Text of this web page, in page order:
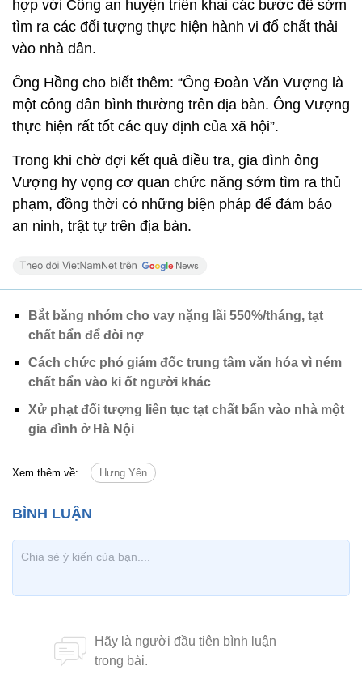
hợp với Công an huyện triển khai các bước để sớm
tìm ra các đối tượng thực hiện hành vi đổ chất thải
vào nhà dân.
Ông Hồng cho biết thêm: “Ông Đoàn Văn Vượng là
một công dân bình thường trên địa bàn. Ông Vượng
thực hiện rất tốt các quy định của xã hội”.
Trong khi chờ đợi kết quả điều tra, gia đình ông
Vượng hy vọng cơ quan chức năng sớm tìm ra thủ
phạm, đồng thời có những biện pháp để đảm bảo
an ninh, trật tự trên địa bàn.
Bắt băng nhóm cho vay nặng lãi 550%/tháng, tạt
chất bẩn để đòi nợ
Cách chức phó giám đốc trung tâm văn hóa vì ném
chất bẩn vào ki ốt người khác
Xử phạt đối tượng liên tục tạt chất bẩn vào nhà một
gia đình ở Hà Nội
Xem thêm về: Hưng Yên